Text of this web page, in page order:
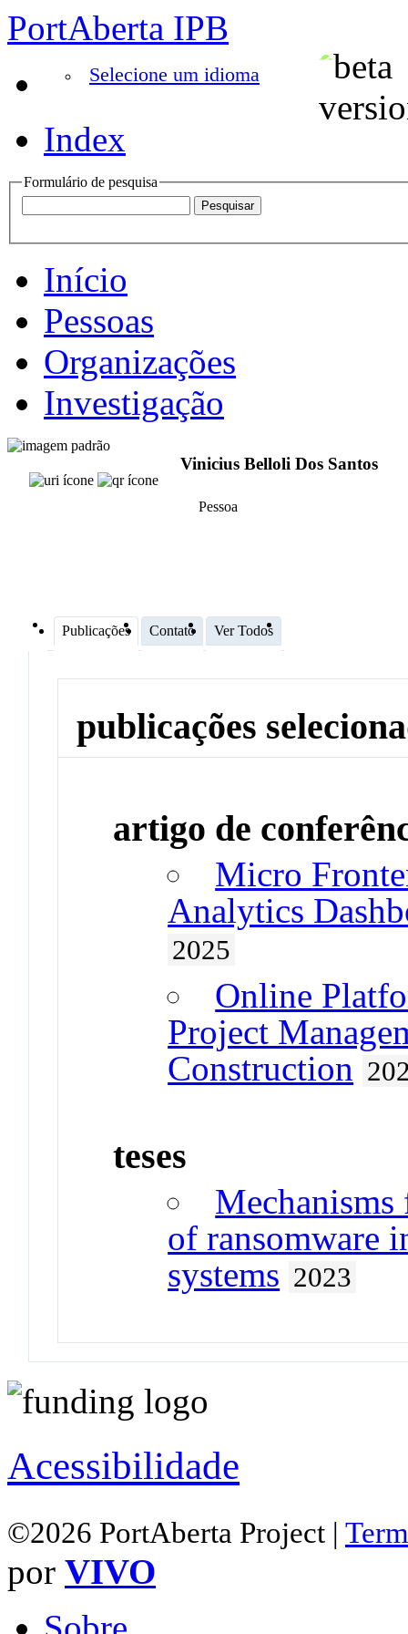
PortAberta IPB
Selecione um idioma
Index
Formulário de pesquisa
Início
Pessoas
Organizações
Investigação
Vinicius Belloli Dos Santos
Pessoa
Publicações Contato Ver Todos
publicações
artigo de
Micro
Analytics
2025
Online
Project
Construction
teses
of ransomware
systems 2023
Acessibilidade
©2026 PortAberta Project |
por VIVO